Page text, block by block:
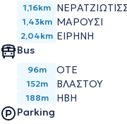
1,16km
1,43km ΜΑΡΟΥΣΙ
2,04km ΕΙΡΗΝΗ
Bus
96m ΟΤΕ
152m ΒΛΑΣΤΟΥ
188m
ΗΒΗ
Parking